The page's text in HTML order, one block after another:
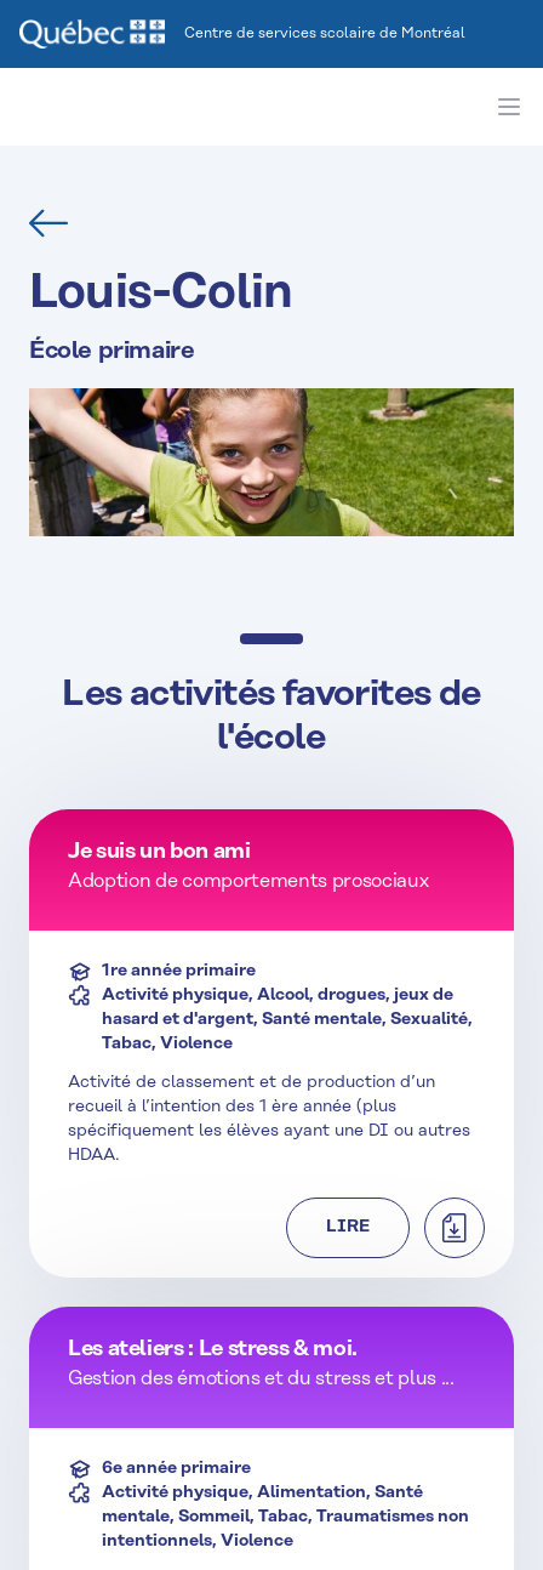
Centre de services scolaire de Montréal
Retour
Louis-Colin
École primaire
Les activités favorites de
l'école
Je suis un bon ami
Adoption de comportements prosociaux
1re année primaire
Activité physique, Alcool, drogues, jeux de
hasard et d'argent, Santé mentale, Sexualité,
Tabac, Violence
Activité de classement et de production d’un
recueil à l’intention des 1 ère année (plus
spécifiquement les élèves ayant une DI ou autres
HDAA.
LIRE
Les ateliers : Le stress & moi.
Gestion des émotions et du stress et plus ...
6e année primaire
Activité physique, Alimentation, Santé
mentale, Sommeil, Tabac, Traumatismes non
intentionnels, Violence